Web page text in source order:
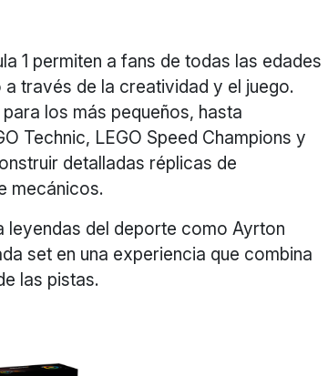
1 permiten a fans de todas las edades
través de la creatividad y el juego.
los más pequeños, hasta
Technic, LEGO Speed Champions y
detalladas réplicas de
mecánicos.
leyendas del deporte como Ayrton
set en una experiencia que combina
las pistas.